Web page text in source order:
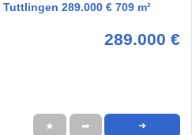
289.000 € 709 m²
289.000 €
★ ➦ ➜